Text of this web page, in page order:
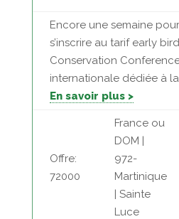
Encore une semaine
s’inscrire au tarif early
Conservation
internationale dédiée à
En savoir plus >
Offre:
72000
France ou
DOM |
972-
Martinique
| Sainte
Luce